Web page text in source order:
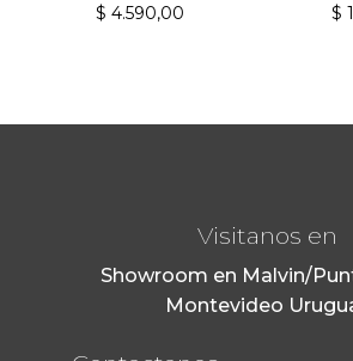
$ 4.590,00 $
Visitanos en
Showroom en Malvin/
Montevideo